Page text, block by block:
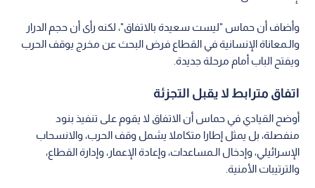
وأضاف أن حماس "ليست سعيدة بالاتفاق"، لكنه رأى أن حجم الدرار
والـمعاناة الإنسانية في القطاع فرض البحث عن مخرج يوقف الحرب
ويفتح الباب أمام مرحلة جديدة.
اتفاق مترابط لا يقبل التجزئة
أوضح القيادي في حماس أن الاتفاق لا يقوم على تنفيذ بنود
منفصلة، بل يمثل إطارا متكاملا يشمل وقف الحرب، والانسحاب
الإسرائيلي، وإدخال الـمساعدات، وإعادة الإعمار، وإدارة القطاع،
والترتيبات الأمنية.